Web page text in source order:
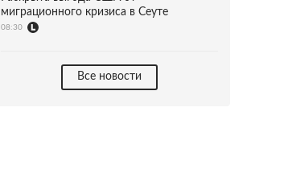
миграционного кризиса в Сеуте
08:30
Все новости